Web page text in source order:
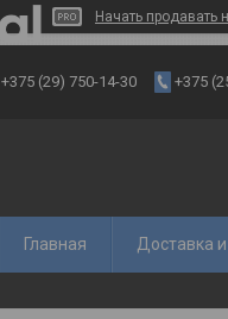
Начать продавать
+375 (29) 750-14-30 +375
Главная Доставка